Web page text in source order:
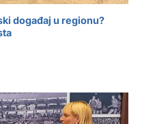
događaj u regionu?